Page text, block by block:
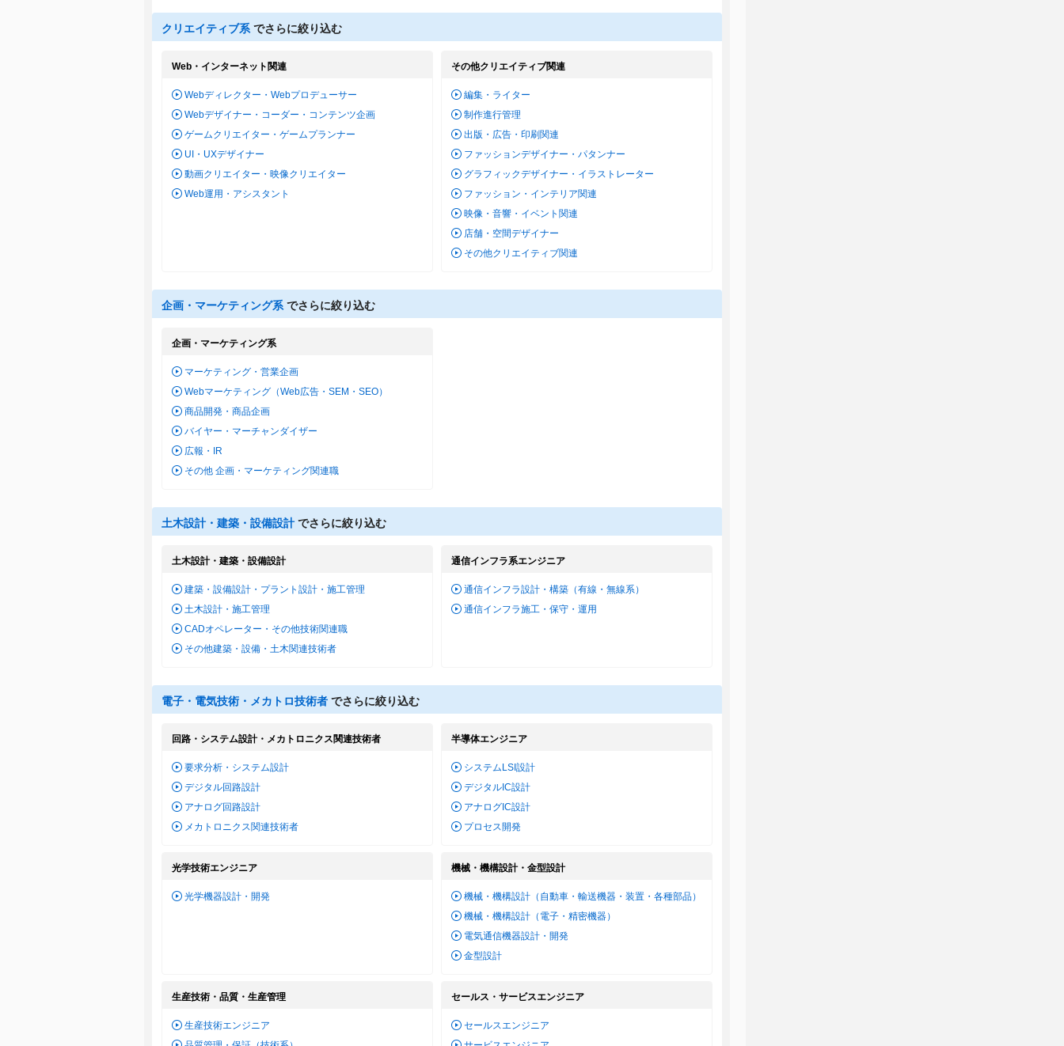
クリエイティブ系 でさらに絞り込む
Web・インターネット関連
Webディレクター・Webプロデューサー
Webデザイナー・コーダー・コンテンツ企画
ゲームクリエイター・ゲームプランナー
UI・UXデザイナー
動画クリエイター・映像クリエイター
Web運用・アシスタント
その他クリエイティブ関連
編集・ライター
制作進行管理
出版・広告・印刷関連
ファッションデザイナー・パタンナー
グラフィックデザイナー・イラストレーター
ファッション・インテリア関連
映像・音響・イベント関連
店舗・空間デザイナー
その他クリエイティブ関連
企画・マーケティング系 でさらに絞り込む
企画・マーケティング系
マーケティング・営業企画
Webマーケティング（Web広告・SEM・SEO）
商品開発・商品企画
バイヤー・マーチャンダイザー
広報・IR
その他 企画・マーケティング関連職
土木設計・建築・設備設計 でさらに絞り込む
土木設計・建築・設備設計
建築・設備設計・プラント設計・施工管理
土木設計・施工管理
CADオペレーター・その他技術関連職
その他建築・設備・土木関連技術者
通信インフラ系エンジニア
通信インフラ設計・構築（有線・無線系）
通信インフラ施工・保守・運用
電子・電気技術・メカトロ技術者 でさらに絞り込む
回路・システム設計・メカトロニクス関連技術者
要求分析・システム設計
デジタル回路設計
アナログ回路設計
メカトロニクス関連技術者
半導体エンジニア
システムLSI設計
デジタルIC設計
アナログIC設計
プロセス開発
光学技術エンジニア
光学機器設計・開発
機械・機構設計・金型設計
機械・機構設計（自動車・輸送機器・装置・各種部品）
機械・機構設計（電子・精密機器）
電気通信機器設計・開発
金型設計
生産技術・品質・生産管理
生産技術エンジニア
セールス・サービスエンジニア
セールスエンジニア